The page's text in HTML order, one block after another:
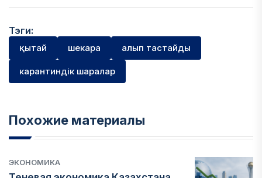
Тэги:
қытай шекара алып тастайды
карантиндік шаралар
Похожие материалы
ЭКОНОМИКА